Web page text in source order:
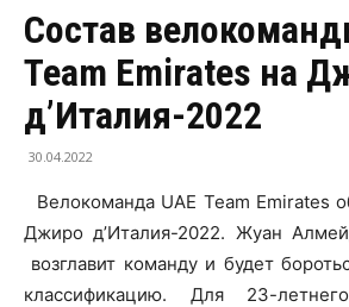
Состав
Team Emirates на
д’Италия-2022
30.04.2022
Велокоманда UAE Team Emirates
Джиро д’Италия-2022. Жуан
возглавит команду и будет
классификацию. Для 23-летнего